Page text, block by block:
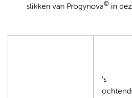
slikken van Progynova© in
’s